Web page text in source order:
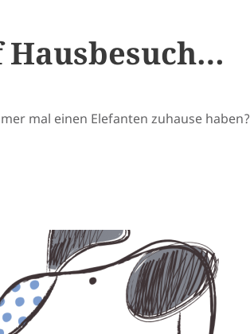
Hausbesuch…
mal einen Elefanten zuhause haben?